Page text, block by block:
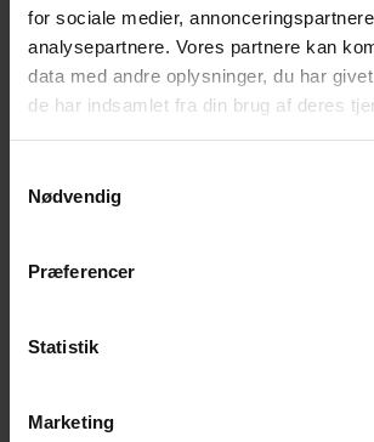
for sociale medier,
analysepartnere. Vores partnere kan
data med andre oplysninger, du har
de har indsamlet fra din brug af deres
Nødvendig
Præferencer
Statistik
Marketing
2008